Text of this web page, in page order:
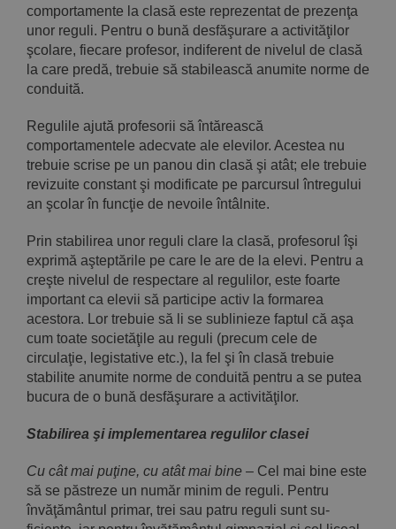
comportamente la clasă este reprezentat de prezenţa
unor reguli. Pentru o bună des­făşurare a activităţilor
şcolare, fiecare profesor, indiferent de nive­lul de clasă
la care predă, trebuie să stabilească anumite norme de
conduită.
Regulile ajută profesorii să întărească
comportamentele adecvate ale elevilor. Acestea nu
trebuie scrise pe un panou din cla­să şi atât; ele trebuie
revizuite constant şi modificate pe parcursul întregului
an şcolar în funcţie de nevoile întâlnite.
Prin stabilirea unor reguli clare la clasă, profesorul îşi
expri­mă aşteptările pe care le are de la elevi. Pentru a
creşte nivelul de respectare al regulilor, este foarte
important ca elevii să participe activ la formarea
acestora. Lor trebuie să li se sublinieze faptul că aşa
cum toate societăţile au reguli (precum cele de
circulaţie, legis­tative etc.), la fel şi în clasă trebuie
stabilite anumite norme de con­duită pentru a se putea
bucura de o bună desfăşurare a activităţilor.
Stabilirea şi implementarea regulilor clasei
Cu cât mai puţine, cu atât mai bine – Cel mai bine este
să se păstreze un număr minim de reguli. Pentru
învăţământul primar, trei sau patru reguli sunt su­